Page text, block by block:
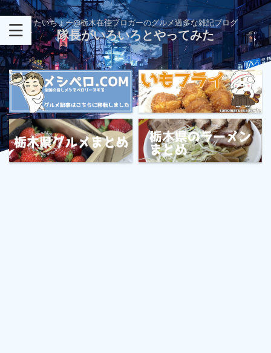
たいちょー@栃木在住ブロガーのグルメ過多な雑記ブログ
隊長がいろいろとやってみた